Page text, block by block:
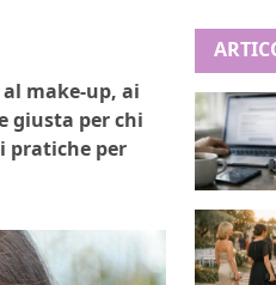
make-up, ai
giusta per chi
pratiche per